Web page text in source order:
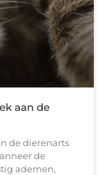
aan de
de dierenarts
de
ademen,